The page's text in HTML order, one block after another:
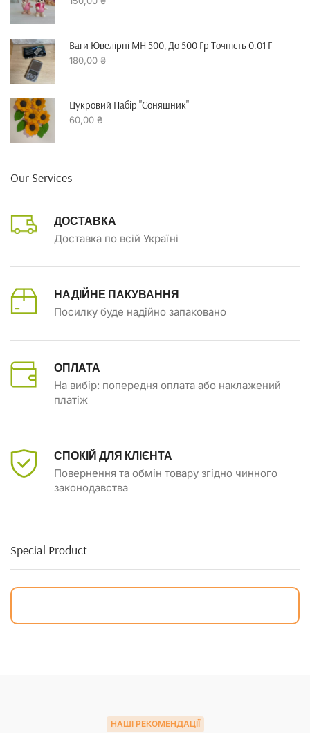
Ваги Ювелірні MH 500, До 500 Гр Точність 0.01 Г
180,00 ₴
Цукровий Набір "Соняшник"
60,00 ₴
Our Services
ДОСТАВКА
Доставка по всій Україні
НАДІЙНЕ ПАКУВАННЯ
Посилку буде надійно запаковано
ОПЛАТА
На вибір: попередня оплата або наклажений
платіж
СПОКІЙ ДЛЯ КЛІЄНТА
Повернення та обмін товару згідно чинного
законодавства
Special Product
НАШІ РЕКОМЕНДАЦІЇ